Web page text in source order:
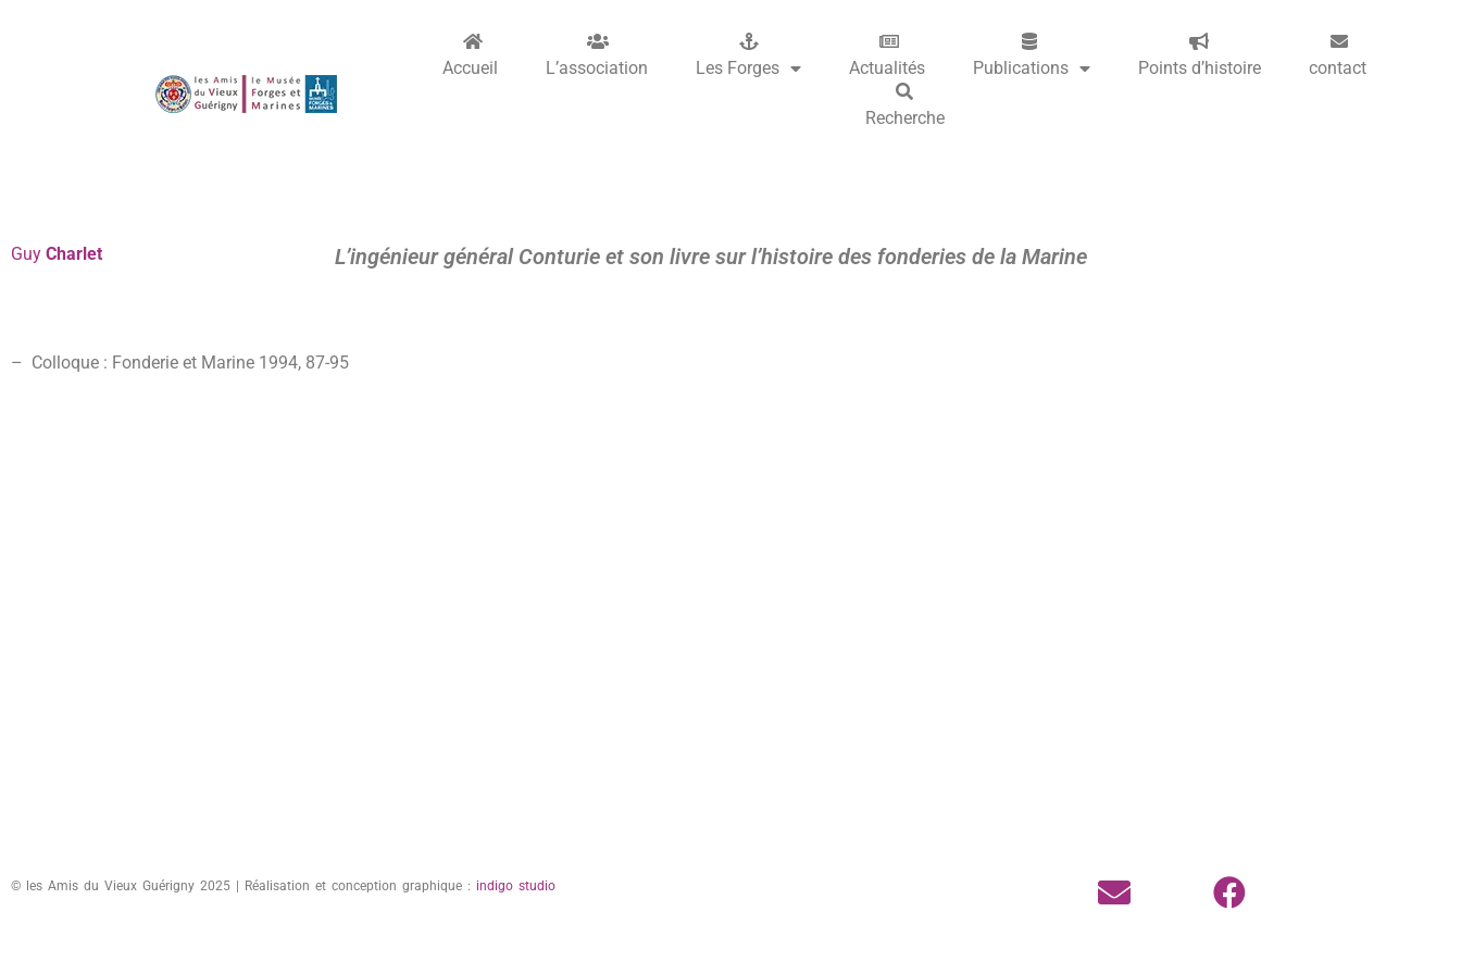
Accueil L’association Les Forges Actualités Publications Points d’histoire contact
Recherche
Guy Charlet L’ingénieur général Conturie et son livre sur l’histoire des fonderies de la Marine
– Colloque : Fonderie et Marine 1994, 87-95
© les Amis du Vieux Guérigny 2025 | Réalisation et conception graphique : indigo studio